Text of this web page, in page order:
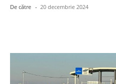
De către - 20 decembrie 2024